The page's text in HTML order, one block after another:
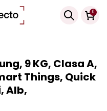
0
Products
search
9 KG, Clasa A,
Things, Quick
Alb,